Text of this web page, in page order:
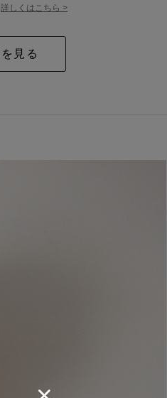
詳しくはこちら >